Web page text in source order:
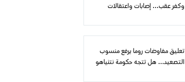
وكفر عقب... إصابات واعتقالات
تعليق مفاوضات روما يرفع منسوب
التصعيد... هل تتجه حكومة نتنياهو